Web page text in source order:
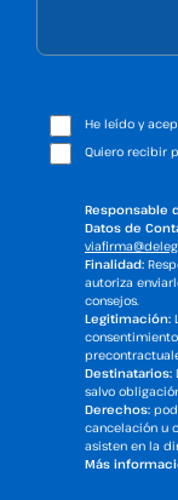
He leído y
Quiero recibir
Responsable
Datos de
Finalidad:
autoriza
consejos.
Legitimación:
Destinatarios:
salvo
Derechos:
cancelación u
asisten en la
Más